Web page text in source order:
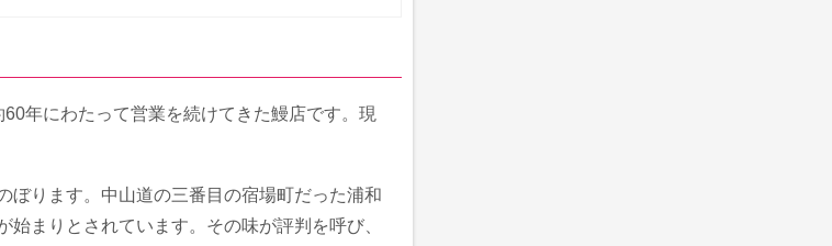
年にわたって営業を続けてきた鰻店です。現
ぼります。中山道の三番目の宿場町だった浦和
まりとされています。その味が評判を呼び、